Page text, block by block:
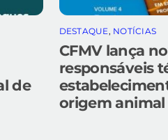
de
DESTAQUE, NOTÍCIAS
CFMV lança
responsáveis
origem animal